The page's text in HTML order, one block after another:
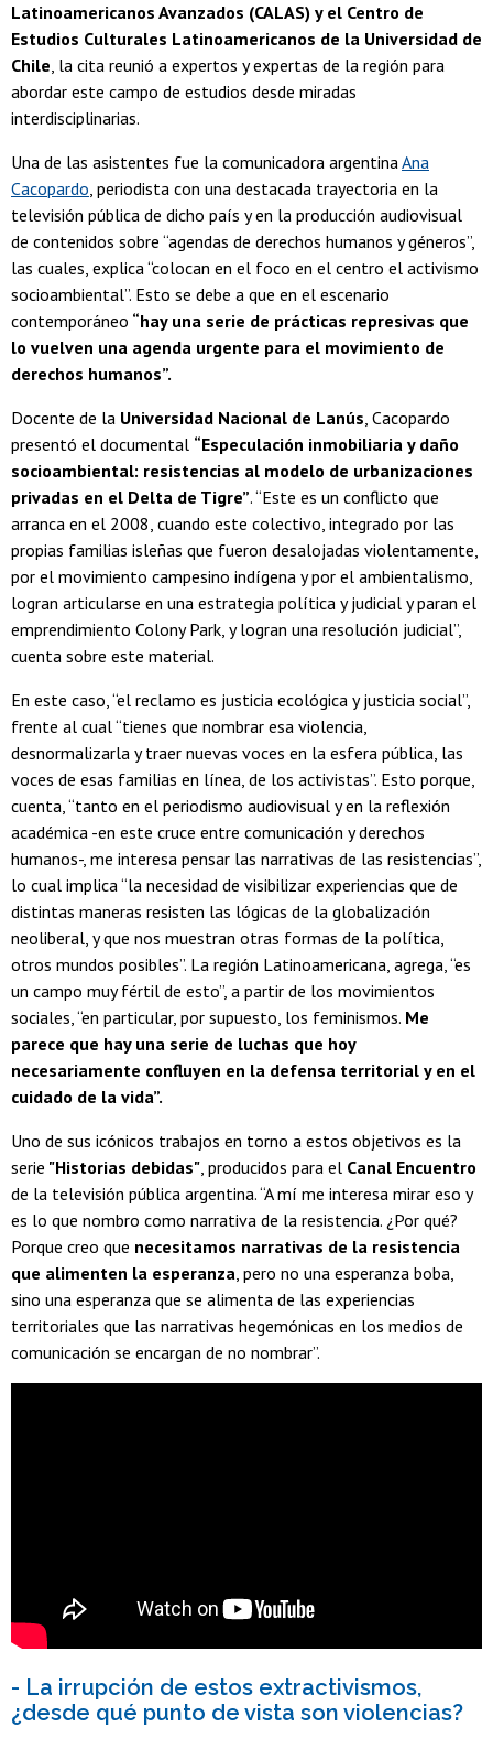
Latinoamericanos Avanzados (CALAS) y el Centro de
Estudios Culturales Latinoamericanos de la Universidad de
Chile, la cita reunió a expertos y expertas de la región para
abordar este campo de estudios desde miradas
interdisciplinarias.
Una de las asistentes fue la comunicadora argentinaAna
Cacopardo, periodista con una destacada trayectoria en la
televisión pública de dicho país y en la producción audiovisual
de contenidos sobre “agendas de derechos humanos y géneros”,
las cuales, explica “colocan en el foco en el centro el activismo
socioambiental”. Esto se debe a que en el escenario
contemporáneo “hay una serie de prácticas represivas que
lo vuelven una agenda urgente para el movimiento de
derechos humanos”.
Docente de la Universidad Nacional de Lanús, Cacopardo
presentó el documental “Especulación inmobiliaria y daño
socioambiental: resistencias al modelo de urbanizaciones
privadas en el Delta de Tigre”. “Este es un conflicto que
arranca en el 2008, cuando este colectivo, integrado por las
propias familias isleñas que fueron desalojadas violentamente,
por el movimiento campesino indígena y por el ambientalismo,
logran articularse en una estrategia política y judicial y paran el
emprendimiento Colony Park, y logran una resolución judicial”,
cuenta sobre este material.
En este caso, “el reclamo es justicia ecológica y justicia social”,
frente al cual “tienes que nombrar esa violencia,
desnormalizarla y traer nuevas voces en la esfera pública, las
voces de esas familias en línea, de los activistas”. Esto porque,
cuenta, “tanto en el periodismo audiovisual y en la reflexión
académica -en este cruce entre comunicación y derechos
humanos-, me interesa pensar las narrativas de las resistencias”,
lo cual implica “la necesidad de visibilizar experiencias que de
distintas maneras resisten las lógicas de la globalización
neoliberal, y que nos muestran otras formas de la política,
otros mundos posibles”. La región Latinoamericana, agrega, “es
un campo muy fértil de esto”, a partir de los movimientos
sociales, “en particular, por supuesto, los feminismos. Me
parece que hay una serie de luchas que hoy
necesariamente confluyen en la defensa territorial y en el
cuidado de la vida”.
Uno de sus icónicos trabajos en torno a estos objetivos es la
serie "Historias debidas", producidos para el Canal Encuentro
de la televisión pública argentina. “A mí me interesa mirar eso y
es lo que nombro como narrativa de la resistencia. ¿Por qué?
Porque creo que necesitamos narrativas de la resistencia
que alimenten la esperanza, pero no una esperanza boba,
sino una esperanza que se alimenta de las experiencias
territoriales que las narrativas hegemónicas en los medios de
comunicación se encargan de no nombrar”.
- La irrupción de estos extractivismos,
¿desde qué punto de vista son violencias?